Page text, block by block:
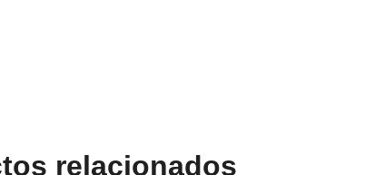
relacionados